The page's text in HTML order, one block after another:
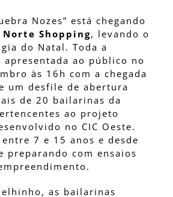
Nozes” está chegando
Shopping, levando o
do Natal. Toda a
apresentada ao público no
às 16h com a chegada
um desfile de abertura
de 20 bailarinas da
ao projeto
no CIC Oeste.
7 e 15 anos e desde
preparando com ensaios
as bailarinas